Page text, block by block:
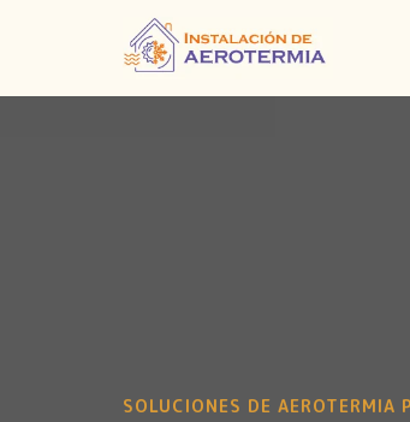
SOLUCIONES DE AEROTERMIA